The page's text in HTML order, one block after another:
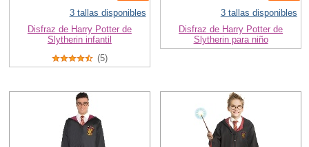
3 tallas disponibles
Disfraz de Harry Potter de
Slytherin infantil
(5)
3 tallas disponibles
Disfraz de Harry Potter de
Slytherin para niño